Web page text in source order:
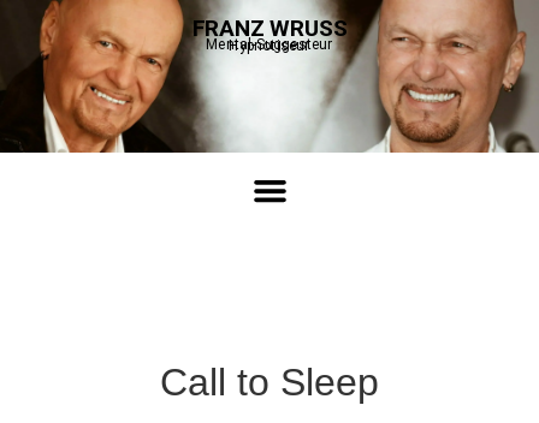
FRANZ WRUSS
Mental-Suggesteur
Hypnotiseur
Call to Sleep